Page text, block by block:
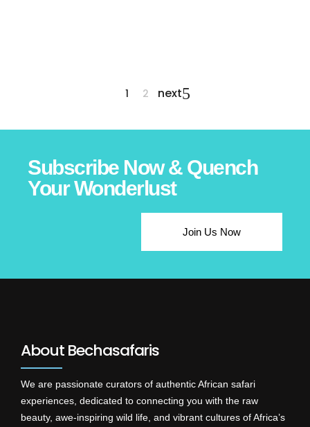
1 2 next
Subscribe Now & Quench
Your Wonderlust
Join Us Now
About Bechasafaris
We are passionate curators of authentic African safari
experiences, dedicated to connecting you with the raw
beauty, awe-inspiring wild life, and vibrant cultures of Africa’s